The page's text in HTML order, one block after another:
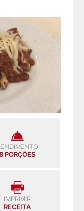
8 PORÇÕES
IMPRIMIR
RECEITA